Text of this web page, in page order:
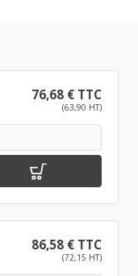
76,68 € TTC
(63,90 HT)
86,58 € TTC
(72,15 HT)